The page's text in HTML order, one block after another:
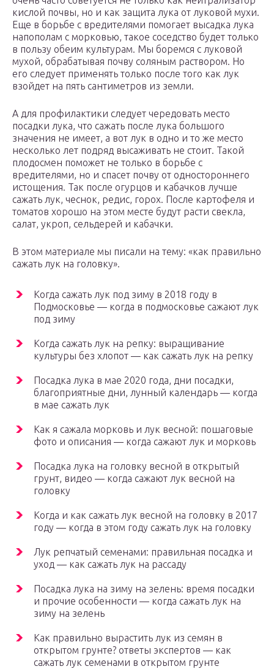
кислой почвы, но и как защита лука от луковой мухи.
Еще в борьбе с вредителями помогает высадка лука
напополам с морковью, такое соседство будет только
в пользу обеим культурам. Мы боремся с луковой
мухой, обрабатывая почву соляным раствором. Но
его следует применять только после того как лук
взойдет на пять сантиметров из земли.
А для профилактики следует чередовать место
посадки лука, что сажать после лука большого
значения не имеет, а вот лук в одно и то же место
несколько лет подряд высаживать не стоит. Такой
плодосмен поможет не только в борьбе с
вредителями, но и спасет почву от одностороннего
истощения. Так после огурцов и кабачков лучше
сажать лук, чеснок, редис, горох. После картофеля и
томатов хорошо на этом месте будут расти свекла,
салат, укроп, сельдерей и кабачки.
В этом материале мы писали на тему: «как правильно
сажать лук на головку».
Когда сажать лук под зиму в 2018 году в
Подмосковье — когда в подмосковье сажают лук
под зиму
Когда сажать лук на репку: выращивание
культуры без хлопот — как сажать лук на репку
Посадка лука в мае 2020 года, дни посадки,
благоприятные дни, лунный календарь — когда
в мае сажать лук
Как я сажала морковь и лук весной: пошаговые
фото и описания — когда сажают лук и морковь
Посадка лука на головку весной в открытый
грунт, видео — когда сажают лук весной на
головку
Когда и как сажать лук весной на головку в 2017
году — когда в этом году сажать лук на головку
Лук репчатый семенами: правильная посадка и
уход — как сажать лук на рассаду
Посадка лука на зиму на зелень: время посадки
и прочие особенности — когда сажать лук на
зиму на зелень
Как правильно вырастить лук из семян в
открытом грунте? ответы экспертов — как
сажать лук семенами в открытом грунте